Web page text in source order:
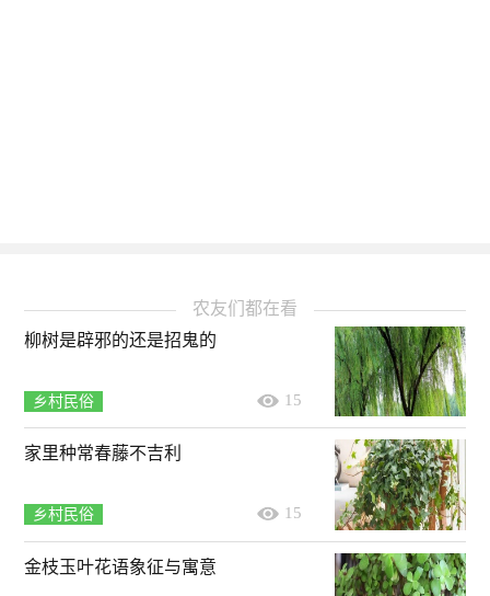
农友们都在看
柳树是辟邪的还是招鬼的
乡村民俗 15
家里种常春藤不吉利
乡村民俗 15
金枝玉叶花语象征与寓意